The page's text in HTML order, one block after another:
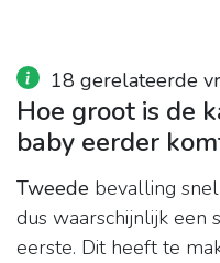
18 gerelateerde
Hoe groot is de
baby eerder
Tweede bevalling
dus waarschijnlijk een
eerste. Dit heeft te